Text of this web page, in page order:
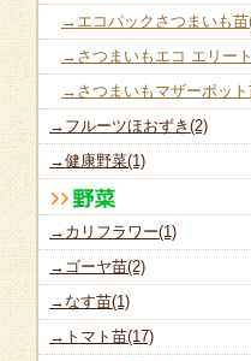
→エコパックさつまいも苗
→さつまいもエコ エリー
→さつまいもマザーポット
→フルーツほおずき(2)
→健康野菜(1)
→カリフラワー(1)
→ゴーヤ苗(2)
→なす苗(1)
→トマト苗(17)